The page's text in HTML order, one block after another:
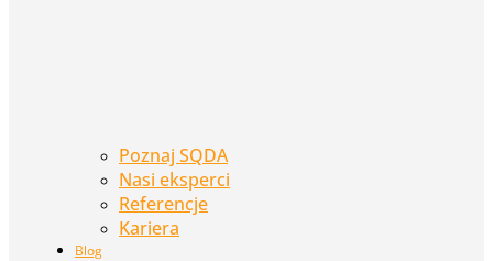
Poznaj SQDA
Nasi eksperci
Referencje
Kariera
Blog